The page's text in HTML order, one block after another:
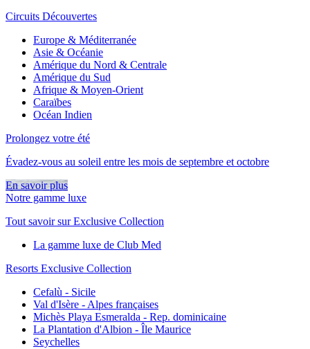
Circuits Découvertes
Europe & Méditerranée
Asie & Océanie
Amérique du Nord & Centrale
Amérique du Sud
Afrique & Moyen-Orient
Caraïbes
Océan Indien
Prolongez votre été
Évadez-vous au soleil entre les mois de septembre et octobre
En savoir plus
Notre gamme luxe
Tout savoir sur Exclusive Collection
La gamme luxe de Club Med
Resorts Exclusive Collection
Cefalù - Sicile
Val d'Isère - Alpes françaises
Michès Playa Esmeralda - Rep. dominicaine
La Plantation d'Albion - Île Maurice
Seychelles